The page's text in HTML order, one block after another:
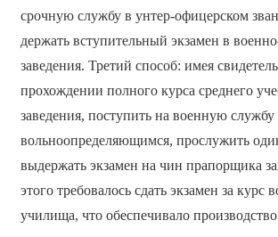
срочную службу в унтер-офицерском
держать вступительный экзамен в
заведения. Третий способ: имея
прохождении полного курса среднего
заведения, поступить на военную службу
вольноопределяющимся, прослужить
выдержать экзамен на чин прапорщика
этого требовалось сдать экзамен за курс
училища, что обеспечивало